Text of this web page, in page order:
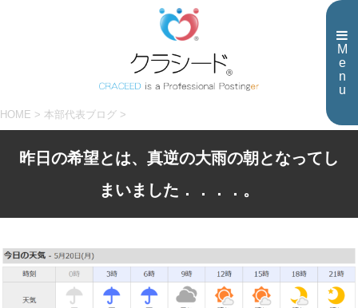
M
e
n
u
HOME > 本部代表ブログ >
昨日の希望とは、真逆の大雨の朝となってし
まいました．．．．。